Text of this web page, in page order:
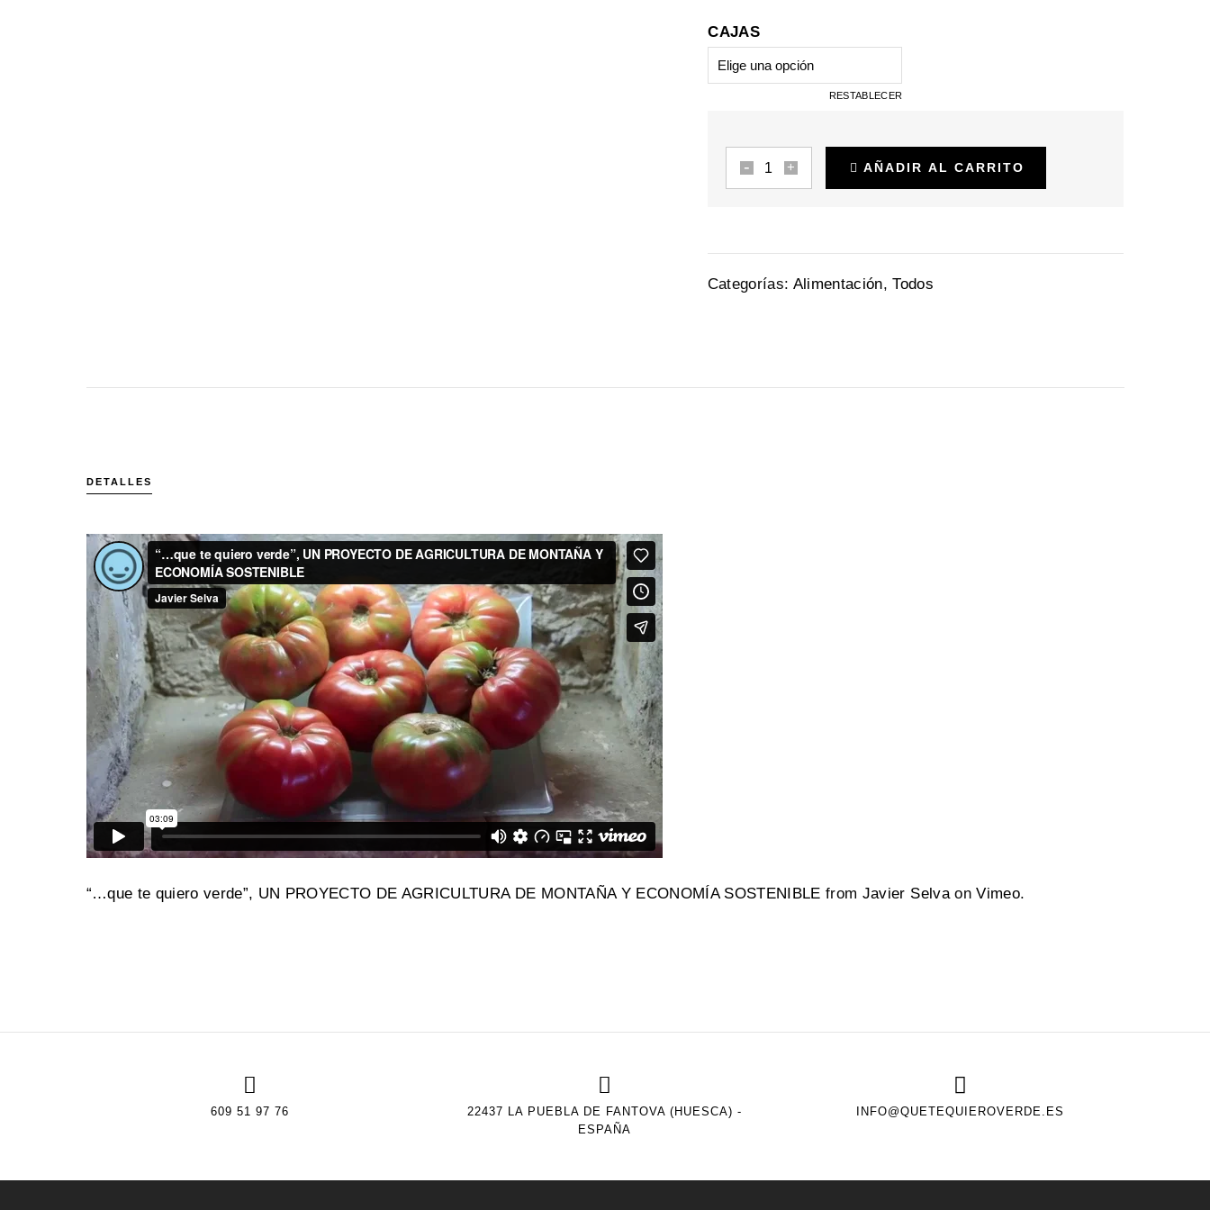
CAJAS
RESTABLECER
AÑADIR AL CARRITO
Categorías: Alimentación,Todos
DETALLES
“…que te quiero verde”, UN PROYECTO DE AGRICULTURA DE MONTAÑA Y ECONOMÍA SOSTENIBLE from Javier SelvaonVimeo.
609 51 97 76
22437 LA PUEBLA DE FANTOVA (HUESCA) -
ESPAÑA
INFO@QUETEQUIEROVERDE.ES